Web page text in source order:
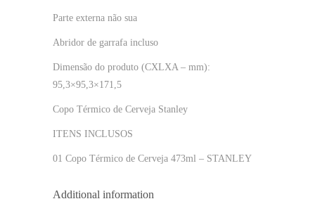
Parte externa não sua
Abridor de garrafa incluso
Dimensão do produto (CXLXA – mm):
95,3×95,3×171,5
Copo Térmico de Cerveja Stanley
ITENS INCLUSOS
01 Copo Térmico de Cerveja 473ml – STANLEY
Additional information